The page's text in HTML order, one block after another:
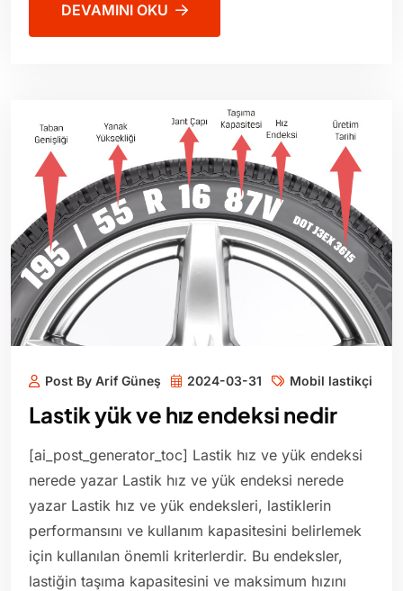
DEVAMINI OKU
Post By Arif Güneş 2024-03-31 Mobil lastikçi
Lastik yük ve hız endeksi nedir
[ai_post_generator_toc] Lastik hız ve yük endeksi
nerede yazar Lastik hız ve yük endeksi nerede
yazar Lastik hız ve yük endeksleri, lastiklerin
performansını ve kullanım kapasitesini belirlemek
için kullanılan önemli kriterlerdir. Bu endeksler,
lastiğin taşıma kapasitesini ve maksimum hızını